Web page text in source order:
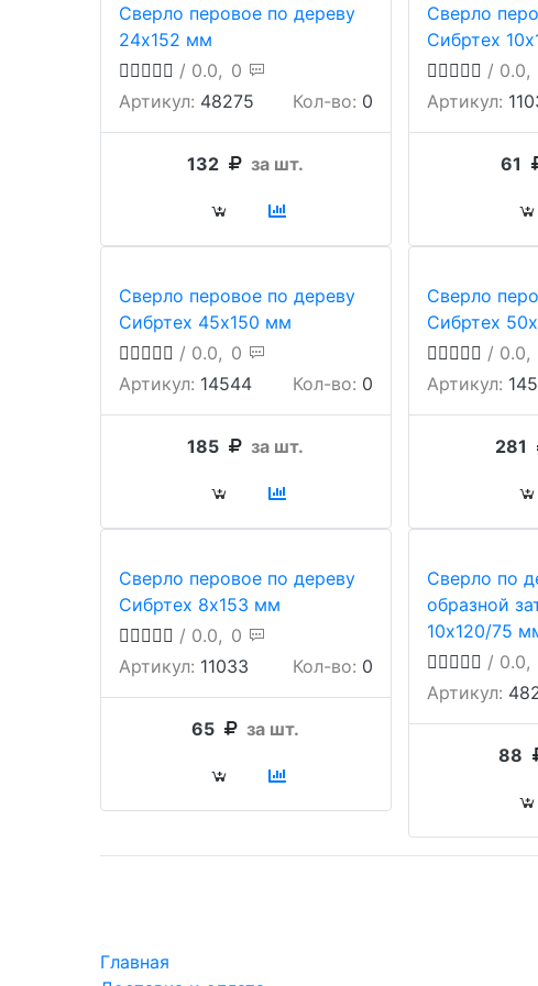
Сверло перовое по дереву
24х152 мм
/ 0.0, 0
Артикул: 48275 Кол-во: 0
132 за шт.
Сверло
Сибртех
/ 0.0,
Артикул:
61
Сверло перовое по дереву
Сибртех 45х150 мм
/ 0.0, 0
Артикул: 14544 Кол-во: 0
185 за шт.
Сверло
Сибртех
/ 0.0,
Артикул:
281
Сверло перовое по дереву
Сибртех 8х153 мм
/ 0.0, 0
Артикул: 11033 Кол-во: 0
65 за шт.
Сверло по
образной
10х120/75
/ 0.0,
Артикул:
88
Главная